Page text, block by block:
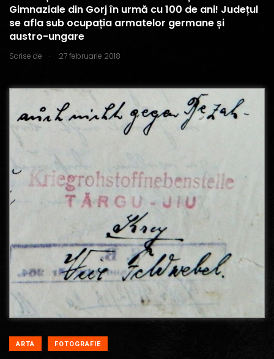
Gimnaziale din Gorj în urmă cu 100 de ani! Județul
se afla sub ocupația armatelor germane și
austro-ungare
Scrise de . 27 februarie 2018
ARTA FOTOGRAFIE